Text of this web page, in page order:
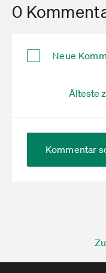
0
Neue
Kommentar